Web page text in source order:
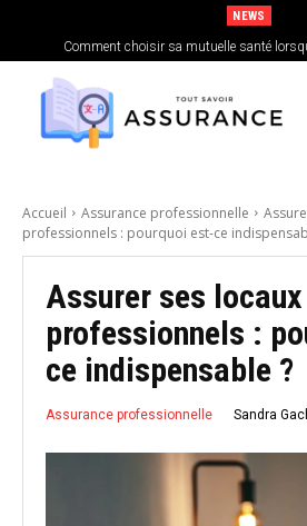
NEWS
Comment choisir sa mutuelle santé
Accueil Assurance professionnelle
professionnels : pourquoi est-ce
Assurer ses locaux
professionnels :
ce indispensable ?
Assurance professionnelle Sandra